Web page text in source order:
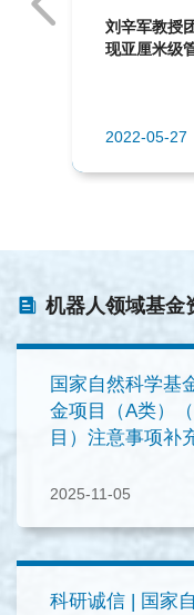
刘辛军教授
现亚厘米级
2022-05-27
机器人领域基金
国家自然科学基
金项目（A类）
目）注意事项补
2025-11-05
科研诚信 | 国家